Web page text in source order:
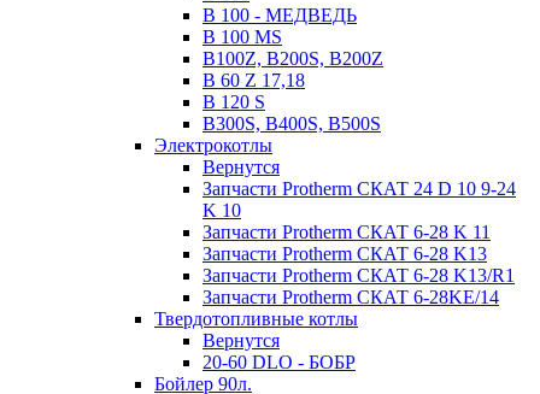
B 100 - МЕДВЕДЬ
B 100 MS
B100Z, B200S, B200Z
B 60 Z 17,18
B 120 S
B300S, B400S, B500S
Электрокотлы
Вернутся
Запчасти Protherm СКАТ 24 D 10 9-24
K 10
Запчасти Protherm СКАТ 6-28 K 11
Запчасти Protherm СКАТ 6-28 K13
Запчасти Protherm СКАТ 6-28 K13/R1
Запчасти Protherm СКАТ 6-28KE/14
Твердотопливные котлы
Вернутся
20-60 DLO - БОБР
Бойлер 90л.